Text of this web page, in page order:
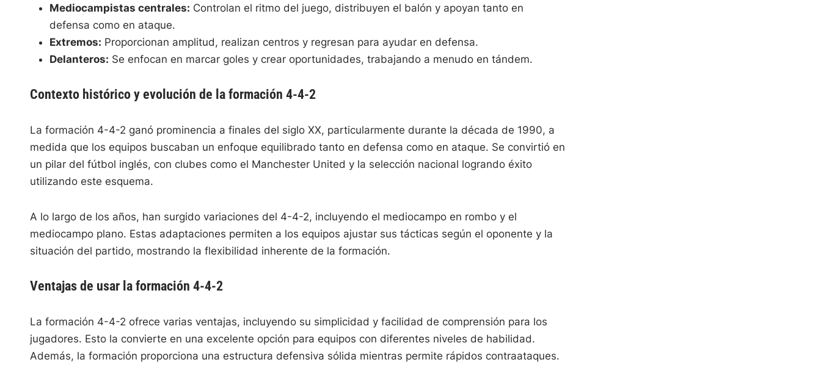
Mediocampistas centrales: Controlan el ritmo del juego, distribuyen el balón y apoyan tanto en
defensa como en ataque.
Extremos: Proporcionan amplitud, realizan centros y regresan para ayudar en defensa.
Delanteros: Se enfocan en marcar goles y crear oportunidades, trabajando a menudo en tándem.
Contexto histórico y evolución de la formación 4-4-2
La formación 4-4-2 ganó prominencia a finales del siglo XX, particularmente durante la década de 1990, a
medida que los equipos buscaban un enfoque equilibrado tanto en defensa como en ataque. Se convirtió en
un pilar del fútbol inglés, con clubes como el Manchester United y la selección nacional logrando éxito
utilizando este esquema.
A lo largo de los años, han surgido variaciones del 4-4-2, incluyendo el mediocampo en rombo y el
mediocampo plano. Estas adaptaciones permiten a los equipos ajustar sus tácticas según el oponente y la
situación del partido, mostrando la flexibilidad inherente de la formación.
Ventajas de usar la formación 4-4-2
La formación 4-4-2 ofrece varias ventajas, incluyendo su simplicidad y facilidad de comprensión para los
jugadores. Esto la convierte en una excelente opción para equipos con diferentes niveles de habilidad.
Además, la formación proporciona una estructura defensiva sólida mientras permite rápidos contraataques.